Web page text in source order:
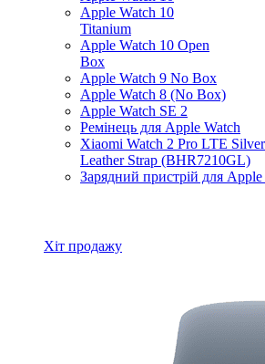
Apple Watch 10
Titanium
Apple Watch 10 Open
Box
Apple Watch 9 No Box
Apple Watch 8 (No Box)
Apple Watch SE 2
Ремінець для Apple Watch
Xiaomi Watch 2 Pro LTE
Leather Strap (BHR7210GL)
Зарядний пристрій для Apple
Хіт продажу